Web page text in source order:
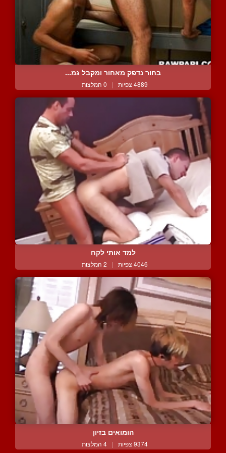
בחור נדפק מאחור ומקבל גמ...
4889 צפיות | 0 המלצות
למד אותי לקח
4046 צפיות | 2 המלצות
הומואים בזיון
9374 צפיות | 4 המלצות